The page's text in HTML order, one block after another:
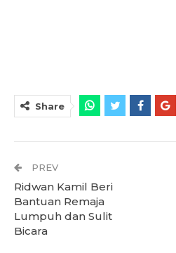
Share
PREV
Ridwan Kamil Beri
Bantuan Remaja
Lumpuh dan Sulit
Bicara